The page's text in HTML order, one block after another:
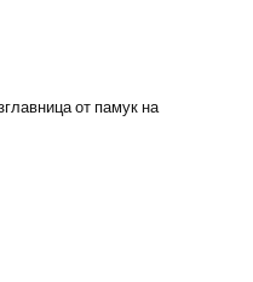
от памук на
€ лв. 35,19]